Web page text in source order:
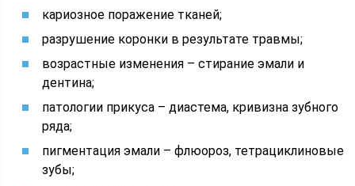
кариозное поражение тканей;
разрушение коронки в результате травмы;
возрастные изменения – стирание эмали и
дентина;
патологии прикуса – диастема, кривизна зубного
ряда;
пигментация эмали – флюороз, тетрациклиновые
зубы;